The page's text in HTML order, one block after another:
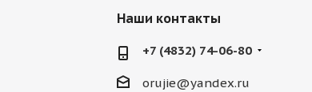
Наши контакты
+7 (4832) 74-06-80
orujie@yandex.ru